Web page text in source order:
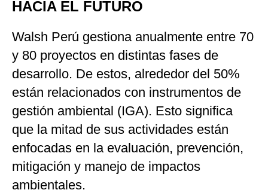
HACIA EL FUTURO
Walsh Perú gestiona anualmente entre 70
y 80 proyectos en distintas fases de
desarrollo. De estos, alrededor del 50%
están relacionados con instrumentos de
gestión ambiental (IGA). Esto significa
que la mitad de sus actividades están
enfocadas en la evaluación, prevención,
mitigación y manejo de impactos
ambientales.